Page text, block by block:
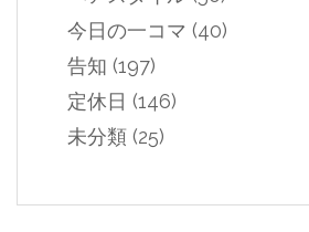
今日の一コマ (40)
告知 (197)
定休日 (146)
未分類 (25)